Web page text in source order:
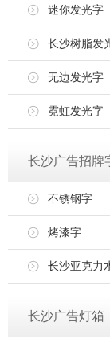
迷你发光字
长沙树脂发
无边发光字
霓虹发光字
长沙广告招牌
不锈钢字
烤漆字
长沙亚克力
长沙广告灯箱